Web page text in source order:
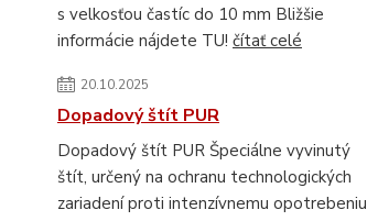
s velkosťou častíc do 10 mm Bližšie
informácie nájdete TU! čítať celé
20.10.2025
Dopadový štít PUR
Dopadový štít PUR Špeciálne vyvinutý
štít, určený na ochranu technologických
zariadení proti intenzívnemu opotrebeniu